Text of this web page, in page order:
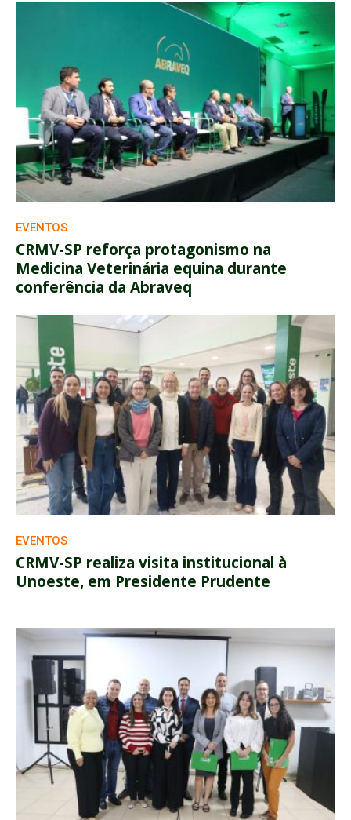
EVENTOS
CRMV-SP reforça protagonismo na
Medicina Veterinária equina durante
conferência da Abraveq
EVENTOS
CRMV-SP realiza visita institucional à
Unoeste, em Presidente Prudente